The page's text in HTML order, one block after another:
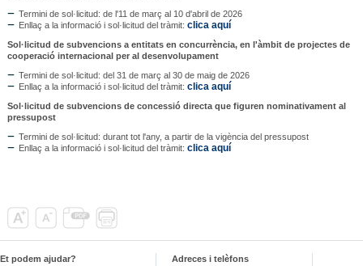
Termini de sol·licitud: de l'11 de març al 10 d'abril de 2026
Enllaç a la informació i sol·licitud del tràmit: clica aquí
Sol·licitud de subvencions a entitats en concurrència, en l'àmbit de projectes de
cooperació internacional per al desenvolupament
Termini de sol·licitud: del 31 de març al 30 de maig de 2026
Enllaç a la informació i sol·licitud del tràmit: clica aquí
Sol·licitud de subvencions de concessió directa que figuren nominativament al
pressupost
Termini de sol·licitud: durant tot l'any, a partir de la vigència del pressupost
Enllaç a la informació i sol·licitud del tràmit: clica aquí
Et podem ajudar?
Adreces i telèfons